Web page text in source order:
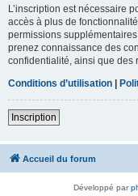
L’inscription est nécessaire
accès à plus de
permissions
prenez connaissance des
confidentialité, ainsi que des
Conditions d’utilisation |
Inscription
Accueil du forum
Développé par